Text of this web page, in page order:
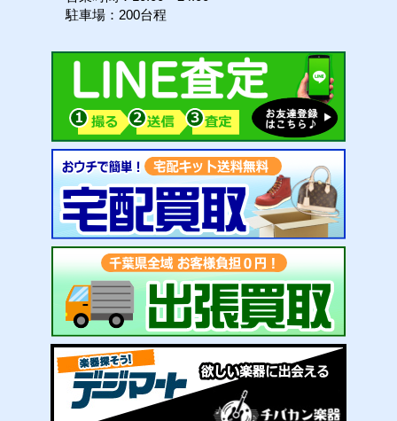
駐車場：200台程